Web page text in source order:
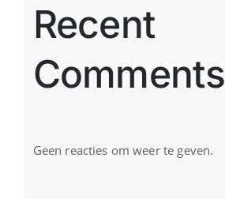
Recent
Comments
Geen reacties om weer te geven.